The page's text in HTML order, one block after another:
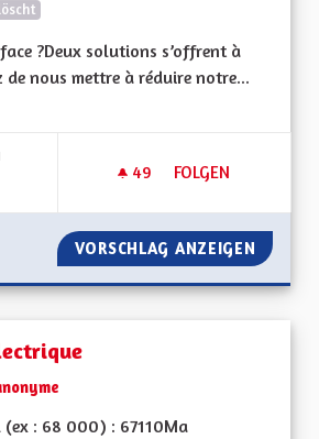
?Deux solutions s’offrent à
de nous mettre à réduire notre...
49 49 FOLLOWER
FOLGEN
LE TEMPS DES
VORSCHLAG ANZEIGEN LE
(ex : 68 000) : 67110Ma